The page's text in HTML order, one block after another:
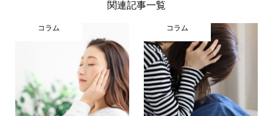
関連記事一覧
コラム コラム